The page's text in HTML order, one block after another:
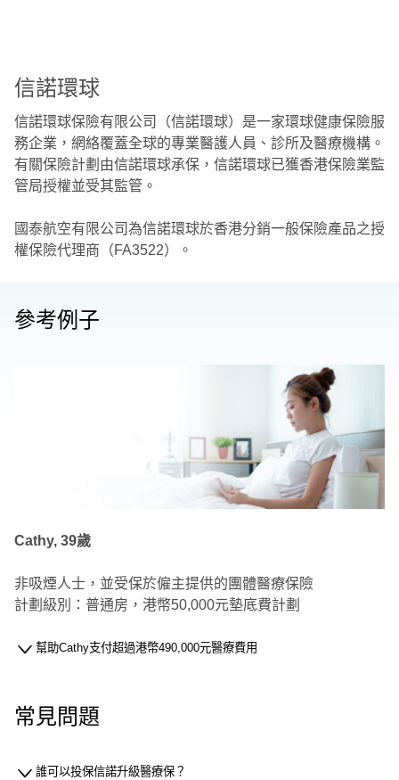
信諾環球
信諾環球保險有限公司（信諾環球）是一家環球健康保險服
務企業，網絡覆蓋全球的專業醫護人員、診所及醫療機構。
有關保險計劃由信諾環球承保，信諾環球已獲香港保險業監
管局授權並受其監管。
國泰航空有限公司為信諾環球於香港分銷一般保險產品之授
權保險代理商（FA3522）。
參考例子
Cathy, 39歲
非吸煙人士，並受保於僱主提供的團體醫療保險
計劃級別：普通房，港幣50,000元墊底費計劃
幫助Cathy支付超過港幣490,000元醫療費用
常見問題
誰可以投保信諾升級醫療保？